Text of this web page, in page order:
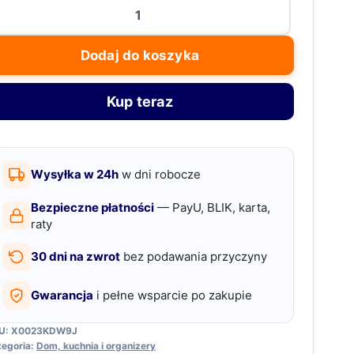
Dodaj do koszyka
Kup teraz
Wysyłka w 24h w dni robocze
Bezpieczne płatności — PayU, BLIK, karta,
raty
30 dni na zwrot bez podawania przyczyny
Gwarancja i pełne wsparcie po zakupie
X0023KDW9J
Dom, kuchnia i organizery